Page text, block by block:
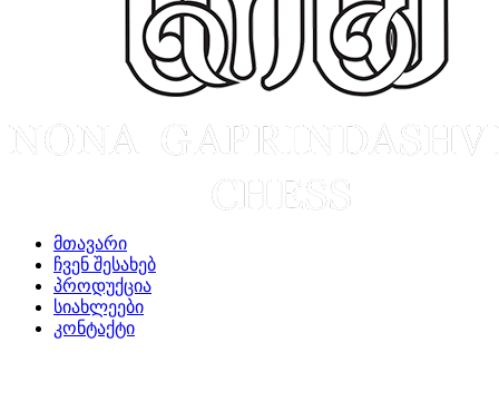
მთავარი
ჩვენ შესახებ
პროდუქცია
სიახლეები
კონტაქტი